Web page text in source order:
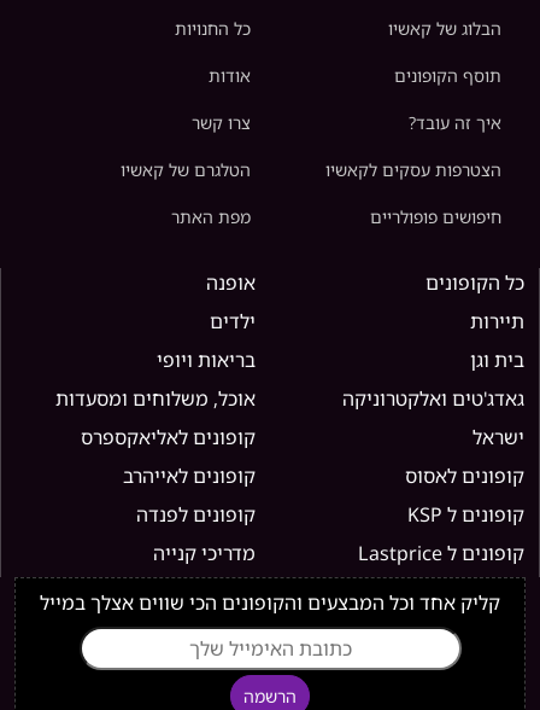
הבלוג של קאשיו כל החנויות
תוסף הקופונים אודות
איך זה עובד? צרו קשר
הצטרפות עסקים לקאשיו הטלגרם של קאשיו
חיפושים פופולריים מפת האתר
כל הקופונים
אופנה
תיירות
ילדים
בית וגן
בריאות ויופי
גאדג'טים ואלקטרוניקה
אוכל, משלוחים ומסעדות
ישראל
קופונים לאליאקספרס
קופונים לאסוס
קופונים לאייהרב
קופונים ל KSP
קופונים לפנדה
קופונים ל Lastprice
מדריכי קנייה
קליק אחד וכל המבצעים והקופונים הכי שווים אצלך במייל
הרשמה